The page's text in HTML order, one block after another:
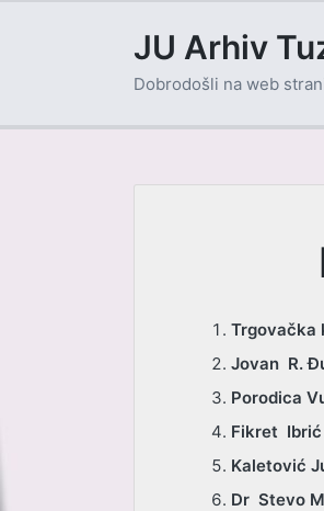
JU Arhiv
Dobrodošli na web
Trgovačka
Jovan R.
Porodica
Fikret
Kaletović
Dr Stevo